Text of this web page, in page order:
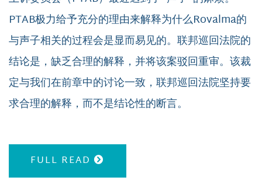
PTAB极力给予充分的理由来解释为什么Rovalma的
与声子相关的过程会是显而易见的。联邦巡回法院的
结论是，缺乏合理的解释，并将该案驳回重审。该裁
定与我们在前章中的讨论一致，联邦巡回法院坚持要
求合理的解释，而不是结论性的断言。
FULL READ